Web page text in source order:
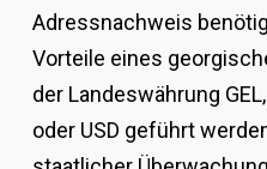
Adressnachweis
Vorteile eines
der Landeswährung
oder USD geführt